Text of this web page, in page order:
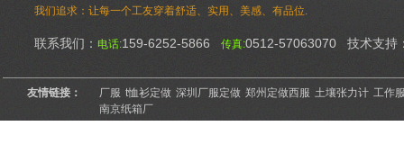
我们追求：让每一个工友穿着舒适、实用、美感、有品位.
联系我们： 电话:159-6252-5866 传真:0512-57063070 技术支持
友情链接： 厂服 t恤衫定做 深圳厂服定做 郑州定做西服 土壤张力计 工作
南京纸箱厂